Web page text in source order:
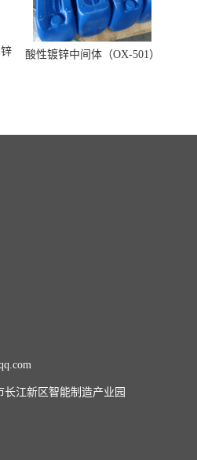
酸性镀锌中间体（OX-501）
江新区智能制造产业园